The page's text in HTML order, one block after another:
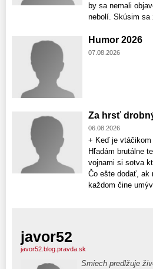
by sa nemali
nebolí. Skúsim sa
Humor 2026
07.08.2026
Za hrsť
06.08.2026
+ Keď je
Hľadám brutálne
vojnami si sotva
Čo ešte dodať, ak
každom čine
javor52
javor52.blog.pravda.sk
Smiech predlžuje